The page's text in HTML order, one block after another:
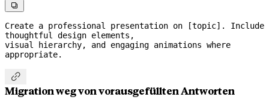

Create a professional presentation on [topic]. Include
thoughtful design elements,
visual hierarchy, and engaging animations where
appropriate.

Migration weg von vorausgefüllten Antworten